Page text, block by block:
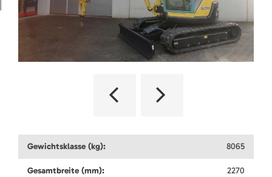
Gewichtsklasse (kg): 8065
Gesamtbreite (mm): 2270